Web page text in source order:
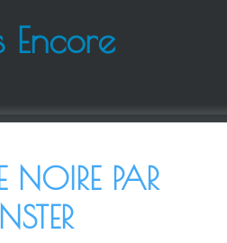
Encore
PAR